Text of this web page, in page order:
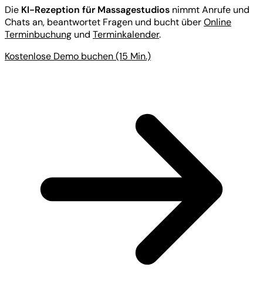
Die KI-Rezeption für Massagestudios nimmt Anrufe und
Chats an, beantwortet Fragen und bucht überOnline
Terminbuchung und Terminkalender.
Kostenlose Demo buchen (15 Min.)